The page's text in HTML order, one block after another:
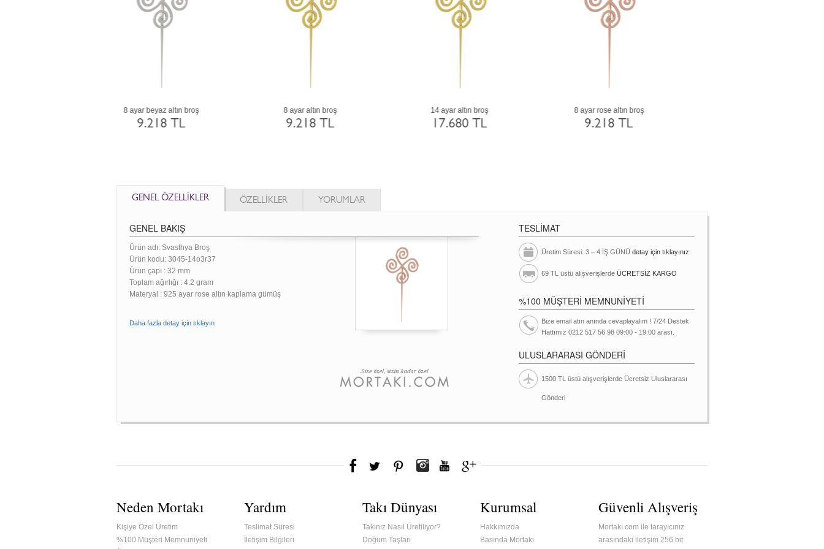
8 ayar rose altın broş
9.218 TL
14 ayar beyaz altın broş
17.680 TL
18 ayar altın broş
25.033 TL
14 ayar rose altın broş
17.680 TL
GENEL ÖZELLİKLER ÖZELLİKLER YORUMLAR
GENEL BAKIŞ
Ürün adı: Svasthya Broş
Ürün kodu: 3045-14o3r37
Ürün çapı : 32 mm
Toplam ağırlığı : 4.2 gram
Materyal : 925 ayar rose altın kaplama gümüş
Daha fazla detay için tıklayın
TESLİMAT
Üretim Süresi: 3 – 4 İŞ GÜNÜ detay için tıklayınız
69 TL üstü alışverişlerde ÜCRETSİZ KARGO
%100 MÜŞTERİ MEMNUNİYETİ
Bize email atın anında cevaplayalım ! 7/24 Destek
Hattımız 0212 517 56 98 09:00 - 19:00 arası.
ULUSLARARASI GÖNDERİ
1500 TL üstü alışverişlerde Ücretsiz Uluslararası
Gönderi
Neden Mortakı
Kişiye Özel Üretim
%100 Müşteri Memnuniyeti
Yardım
Teslimat Süresi
İletişim Bilgileri
Takı Dünyası
Takınız Nasıl Üretiliyor?
Doğum Taşları
Kurumsal
Hakkımızda
Basında Mortakı
Güvenli Alışveriş
Mortakı.com ile tarayıcınız
arasındaki iletişim 256 bit